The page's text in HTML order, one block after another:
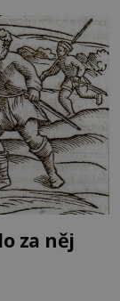
ke
za něj